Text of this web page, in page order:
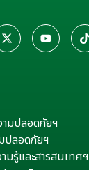
มปลอดภัยฯ
ปลอดภัยฯ
รู้และสารสนเทศฯ